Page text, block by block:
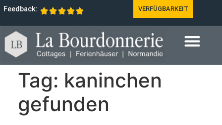
Feedback: VERFÜGBARKEIT
Tag: kaninchen
gefunden